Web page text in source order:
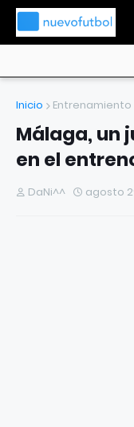
Inicio Entrenamiento
Málaga, un
en el
DaNi^^ agosto